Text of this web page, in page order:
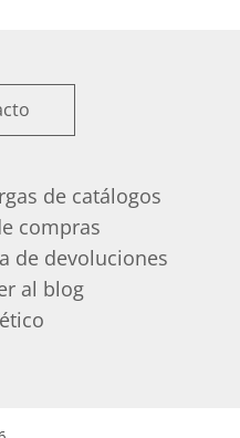
de catálogos
compras
de devoluciones
al blog